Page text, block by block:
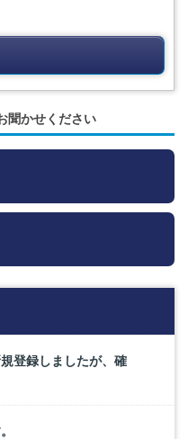
聞かせください
登録しましたが、確